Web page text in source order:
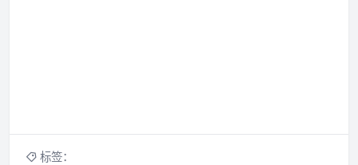
标签：